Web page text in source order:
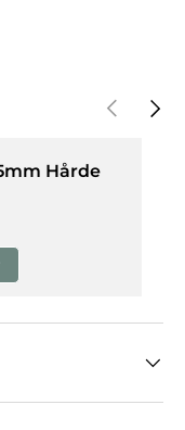
Forrige
Hårde